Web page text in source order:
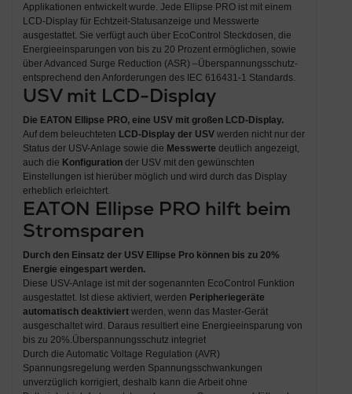
Applikationen entwickelt wurde. Jede Ellipse PRO ist mit einem
LCD-Display für Echtzeit-Statusanzeige und Messwerte
ausgestattet. Sie verfügt auch über EcoControl Steckdosen, die
Energieeinsparungen von bis zu 20 Prozent ermöglichen, sowie
über Advanced Surge Reduction (ASR) –Überspannungsschutz-
entsprechend den Anforderungen des IEC 616431-1 Standards.
USV mit LCD-Display
Die EATON Ellipse PRO, eine USV mit großen LCD-Display.
Auf dem beleuchteten LCD-Display der USVwerden nicht nur der
Status der USV-Anlage sowie die Messwerte deutlich angezeigt,
auch die Konfigurationder USV mit den gewünschten
Einstellungen ist hierüber möglich und wird durch das Display
erheblich erleichtert.
EATON Ellipse PRO hilft beim
Stromsparen
Durch den Einsatz der USV Ellipse Pro können bis zu 20%
Energie eingespart werden.
Diese USV-Anlage ist mit der sogenannten EcoControl Funktion
ausgestattet. Ist diese aktiviert, werden Peripheriegeräte
automatisch deaktiviertwerden, wenn das Master-Gerät
ausgeschaltet wird. Daraus resultiert eine Energieeinsparung von
bis zu 20%.Überspannungsschutz integriet
Durch die Automatic Voltage Regulation (AVR)
Spannungsregelung werden Spannungsschwankungen
unverzüglich korrigiert, deshalb kann die Arbeit ohne